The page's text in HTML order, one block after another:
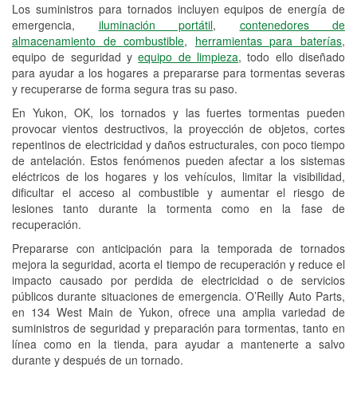
Los suministros para tornados incluyen equipos de energía de
emergencia, iluminación portátil, contenedores de
almacenamiento de combustible, herramientas para baterías,
equipo de seguridad yequipo de limpieza, todo ello diseñado
para ayudar a los hogares a prepararse para tormentas severas
y recuperarse de forma segura tras su paso.
En Yukon, OK, los tornados y las fuertes tormentas pueden
provocar vientos destructivos, la proyección de objetos, cortes
repentinos de electricidad y daños estructurales, con poco tiempo
de antelación. Estos fenómenos pueden afectar a los sistemas
eléctricos de los hogares y los vehículos, limitar la visibilidad,
dificultar el acceso al combustible y aumentar el riesgo de
lesiones tanto durante la tormenta como en la fase de
recuperación.
Prepararse con anticipación para la temporada de tornados
mejora la seguridad, acorta el tiempo de recuperación y reduce el
impacto causado por perdida de electricidad o de servicios
públicos durante situaciones de emergencia. O’Reilly Auto Parts,
en 134 West Main de Yukon, ofrece una amplia variedad de
suministros de seguridad y preparación para tormentas, tanto en
línea como en la tienda, para ayudar a mantenerte a salvo
durante y después de un tornado.
Reciclaje de baterías y aceite
Instalación de bombillas de faros
Instalación de limpiaparabrisas
Herramientas
Rectificación de tambores y discos de
freno
Mangueras hidráulicas a la medida
Tornado Supplies
Conoce más